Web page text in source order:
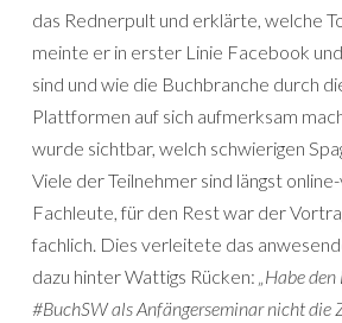
das Rednerpult und erklärte, welche
meinte er in erster Linie Facebook
sind und wie die Buchbranche durch
Plattformen auf sich aufmerksam
wurde sichtbar, welch schwierigen
Viele der Teilnehmer sind längst
Fachleute, für den Rest war der
fachlich. Dies verleitete das
dazu hinter Wattigs Rücken: „Habe
#BuchSW als Anfängerseminar nicht die